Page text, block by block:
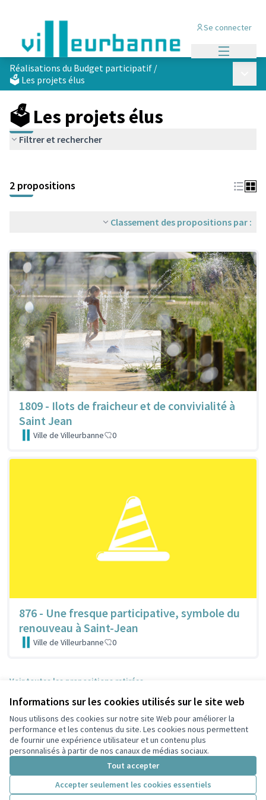
Informations sur les cookies utilisés sur le site web
Nous utilisons des cookies sur notre site Web pour améliorer la
performance et les contenus du site. Les cookies nous permettent
de fournir une expérience utilisateur et un contenu plus
personnalisés à partir de nos canaux de médias sociaux.
Tout accepter
Accepter seulement les cookies essentiels
Se connecter
Réalisations du Budget participatif /
🗳️ Les projets élus
🗳️ Les projets élus
Filtrer et rechercher
+
−
2 propositions
Classement des propositions par :
1809 - Ilots de fraicheur et de convivialité à
Saint Jean
Ville de Villeurbanne 0
876 - Une fresque participative, symbole du
renouveau à Saint-Jean
Ville de Villeurbanne 0
Voir toutes les propositions retirées
Conditions d'utilisation
Paramètres des cookies
Participez Villeurbanne sur X
(Lien externe)
Participez Villeurbanne sur Facebook
Participez Villeurbanne sur Instagram
Participez Villeurbanne sur YouTube
(Lien externe)
Licence
(Lien